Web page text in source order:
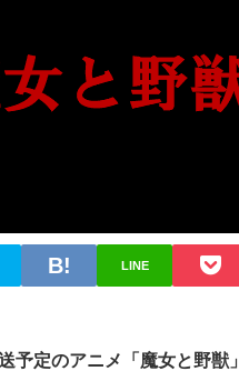
LINE
予定のアニメ「魔女と野獣」